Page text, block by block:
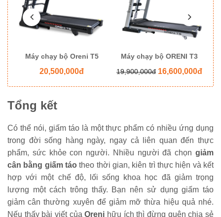
Máy chạy bộ Oreni T5
20,500,000đ
Máy chạy bộ ORENI T3
19,900,000đ 16,600,000đ
Tổng kết
Có thể nói, giấm táo là một thực phẩm có nhiều ứng dụng
trong đời sống hàng ngày, ngay cả liên quan đến thực
phẩm, sức khỏe con người. Nhiều người đã chọn giảm
cân bằng giấm táo theo thời gian, kiên trì thực hiện và kết
hợp với một chế độ, lối sống khoa học đã giảm trọng
lượng một cách trông thấy. Bạn nên sử dụng giấm táo
giảm cân thường xuyên để giảm mỡ thừa hiệu quả nhé.
Nếu thấy bài viết củaOreni hữu ích thì đừng quên chia sẻ